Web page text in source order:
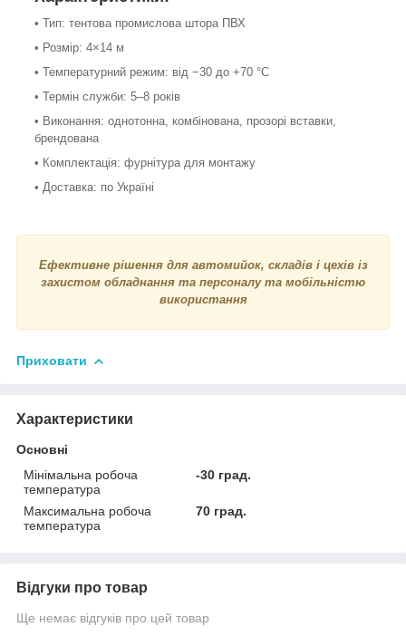
• Тип: тентова промислова штора ПВХ
• Розмір: 4×14 м
• Температурний режим: від −30 до +70 °С
• Термін служби: 5–8 років
• Виконання: однотонна, комбінована, прозорі вставки,
брендована
• Комплектація: фурнітура для монтажу
• Доставка: по Україні
Ефективне рішення для автомийок, складів і цехів із
захистом обладнання та персоналу та мобільністю
використання
Приховати
Характеристики
Основні
Мінімальна робоча
температура
-30 град.
Максимальна робоча
температура
70 град.
Відгуки про товар
Ще немає відгуків про цей товар